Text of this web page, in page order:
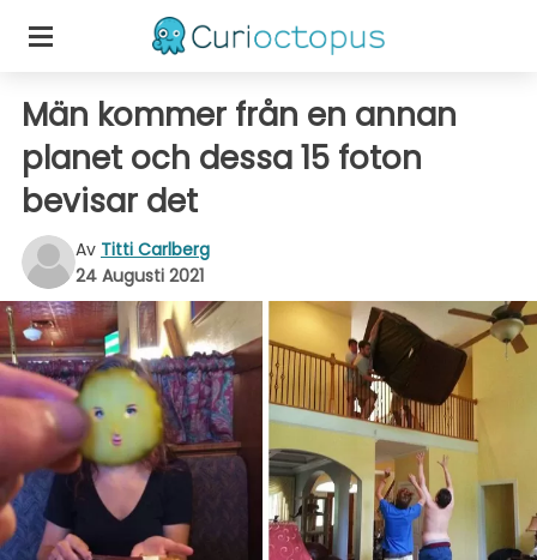
Män kommer från en annan
planet och dessa 15 foton
bevisar det
Av Titti Carlberg
24 Augusti 2021